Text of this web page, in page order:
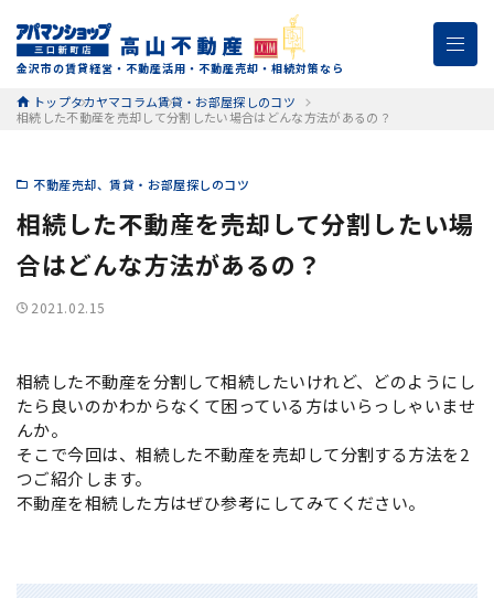
金沢市の賃貸経営・不動産活用・不動産売却・相続対策なら
トップタカヤマコラム賃貸・お部屋探しのコツ
相続した不動産を売却して分割したい場合はどんな方法があるの？
不動産売却 賃貸・お部屋探しのコツ
相続した不動産を売却して分割したい場
合はどんな方法があるの？
2021.02.15
相続した不動産を分割して相続したいけれど、どのようにし
たら良いのかわからなくて困っている方はいらっしゃいませ
んか。
そこで今回は、相続した不動産を売却して分割する方法を2
つご紹介します。
不動産を相続した方はぜひ参考にしてみてください。